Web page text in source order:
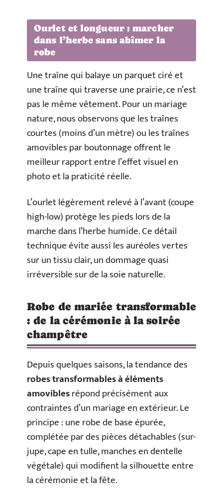
Ourlet et longueur : marcher
dans l’herbe sans abîmer la
robe
Une traîne qui balaye un parquet ciré et
une traîne qui traverse une prairie, ce n’est
pas le même vêtement. Pour un mariage
nature, nous observons que les traînes
courtes (moins d’un mètre) ou les traînes
amovibles par boutonnage offrent le
meilleur rapport entre l’effet visuel en
photo et la praticité réelle.
L’ourlet légèrement relevé à l’avant (coupe
high-low) protège les pieds lors de la
marche dans l’herbe humide. Ce détail
technique évite aussi les auréoles vertes
sur un tissu clair, un dommage quasi
irréversible sur de la soie naturelle.
Robe de mariée transformable
: de la cérémonie à la soirée
champêtre
Depuis quelques saisons, la tendance des
robes transformables à éléments
amoviblesrépond précisément aux
contraintes d’un mariage en extérieur. Le
principe : une robe de base épurée,
complétée par des pièces détachables (sur-
jupe, cape en tulle, manches en dentelle
végétale) qui modifient la silhouette entre
la cérémonie et la fête.